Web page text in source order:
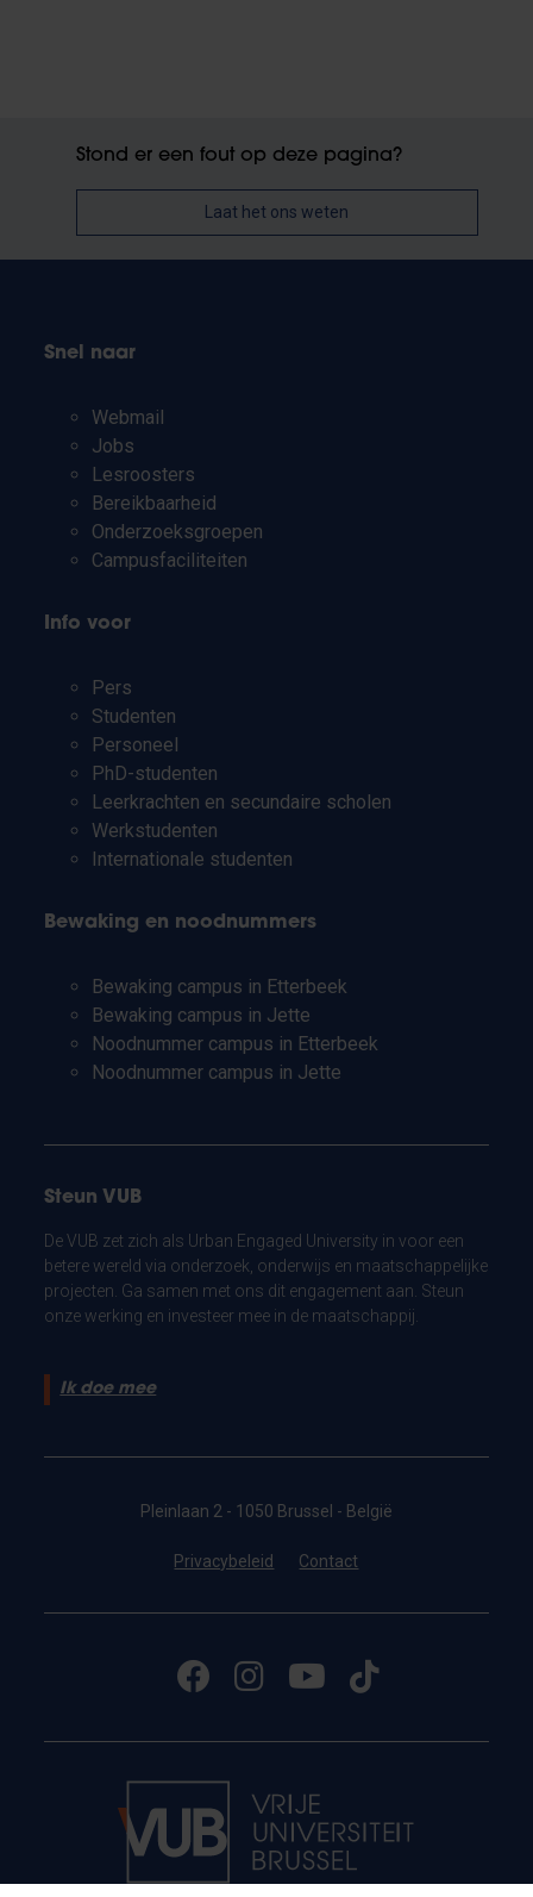
Stond er een fout op deze pagina?
Laat het ons weten
Snel naar
Webmail
Jobs
Lesroosters
Bereikbaarheid
Onderzoeksgroepen
Campusfaciliteiten
Info voor
Pers
Studenten
Personeel
PhD-studenten
Leerkrachten en secundaire scholen
Werkstudenten
Internationale studenten
Bewaking en noodnummers
Bewaking campus in Etterbeek
Bewaking campus in Jette
Noodnummer campus in Etterbeek
Noodnummer campus in Jette
Steun VUB
De VUB zet zich als Urban Engaged University in voor een
betere wereld via onderzoek, onderwijs en maatschappelijke
projecten. Ga samen met ons dit engagement aan. Steun
onze werking en investeer mee in de maatschappij.
Ik doe mee
Pleinlaan 2 - 1050 Brussel - België
Privacybeleid Contact